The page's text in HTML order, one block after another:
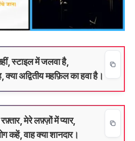
स्टाइल में जलवा है,
अद्वितीय महफ़िल का हवा है।
मेरे लफ़्ज़ों में प्यार,
कहें, वाह क्या शानदार।